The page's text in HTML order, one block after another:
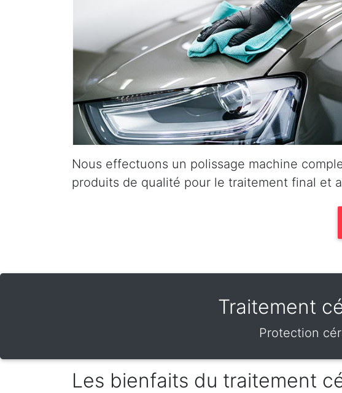
Nous effectuons un polissage machine
produits de qualité pour le traitement final et
Traitement
Protection
Les bienfaits du traitement